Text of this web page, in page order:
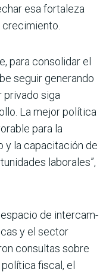
esa fortaleza
para consolidar el
seguir generando
privado siga
La mejor política
para la
y la capacitación de
laborales”,
de intercam­
y el sector
consultas sobre
fiscal, el